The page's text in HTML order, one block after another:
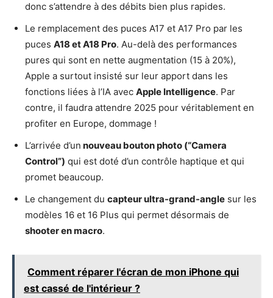
donc s’attendre à des débits bien plus rapides.
Le remplacement des puces A17 et A17 Pro par les
puces A18 et A18 Pro. Au-delà des performances
pures qui sont en nette augmentation (15 à 20%),
Apple a surtout insisté sur leur apport dans les
fonctions liées à l’IA avec Apple Intelligence. Par
contre, il faudra attendre 2025 pour véritablement en
profiter en Europe, dommage !
L’arrivée d’un nouveau bouton photo (“Camera
Control”) qui est doté d’un contrôle haptique et qui
promet beaucoup.
Le changement du capteur ultra-grand-angle sur les
modèles 16 et 16 Plus qui permet désormais de
shooter en macro.
Comment réparer l'écran de mon iPhone qui
est cassé de l'intérieur ?